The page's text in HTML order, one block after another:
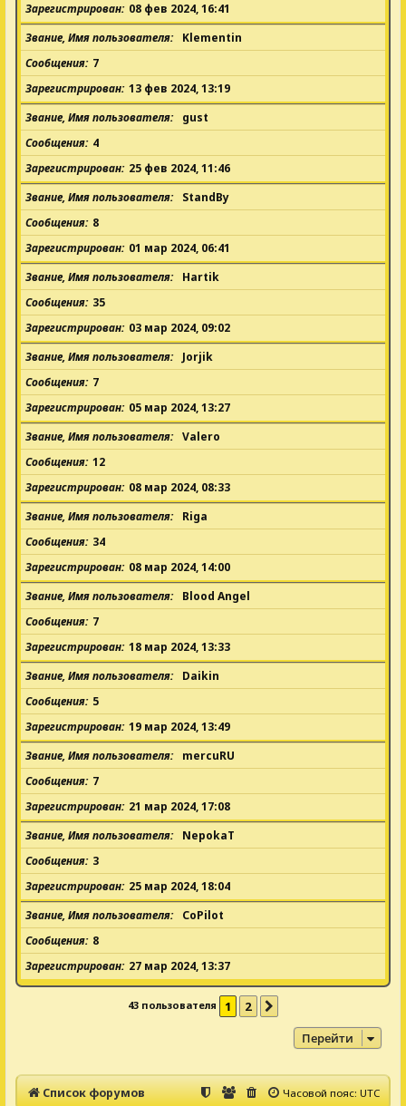
Зарегистрирован 08 фев 2024, 16:41
Звание, Имя пользователя
Klementin
Сообщения 7
Зарегистрирован 13 фев 2024, 13:19
Звание, Имя пользователя
gust
Сообщения 4
Зарегистрирован 25 фев 2024, 11:46
Звание, Имя пользователя
StandBy
Сообщения 8
Зарегистрирован 01 мар 2024, 06:41
Звание, Имя пользователя
Hartik
Сообщения 35
Зарегистрирован 03 мар 2024, 09:02
Звание, Имя пользователя
Jorjik
Сообщения 7
Зарегистрирован 05 мар 2024, 13:27
Звание, Имя пользователя
Valero
Сообщения 12
Зарегистрирован 08 мар 2024, 08:33
Звание, Имя пользователя
Riga
Сообщения 34
Зарегистрирован 08 мар 2024, 14:00
Звание, Имя пользователя
Blood Angel
Сообщения 7
Зарегистрирован 18 мар 2024, 13:33
Звание, Имя пользователя
Daikin
Сообщения 5
Зарегистрирован 19 мар 2024, 13:49
Звание, Имя пользователя
mercuRU
Сообщения 7
Зарегистрирован 21 мар 2024, 17:08
Звание, Имя пользователя
NepokaT
Сообщения 3
Зарегистрирован 25 мар 2024, 18:04
Звание, Имя пользователя
CoPilot
Сообщения 8
Зарегистрирован 27 мар 2024, 13:37
43 пользователя 1 2
Перейти
Список форумов Часовой пояс:UTC